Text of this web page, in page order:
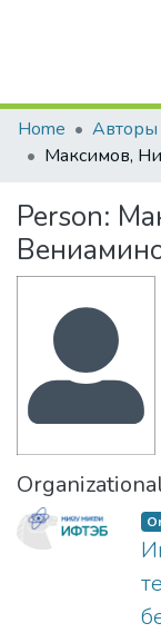
Home
Авторы
Person: